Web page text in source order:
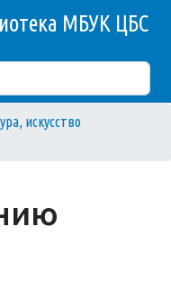
МБУК ЦБС
искусство